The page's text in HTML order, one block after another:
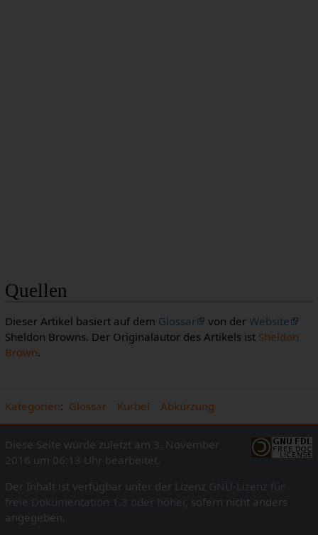
Quellen
Dieser Artikel basiert auf dem Glossar von der Website
Sheldon Browns. Der Originalautor des Artikels ist Sheldon
Brown.
Kategorien: Glossar Kurbel Abkürzung
Diese Seite wurde zuletzt am 3. November
2016 um 06:13 Uhr bearbeitet.
Der Inhalt ist verfügbar unter der Lizenz GNU-Lizenz für
freie Dokumentation 1.3 oder höher , sofern nicht anders
angegeben.